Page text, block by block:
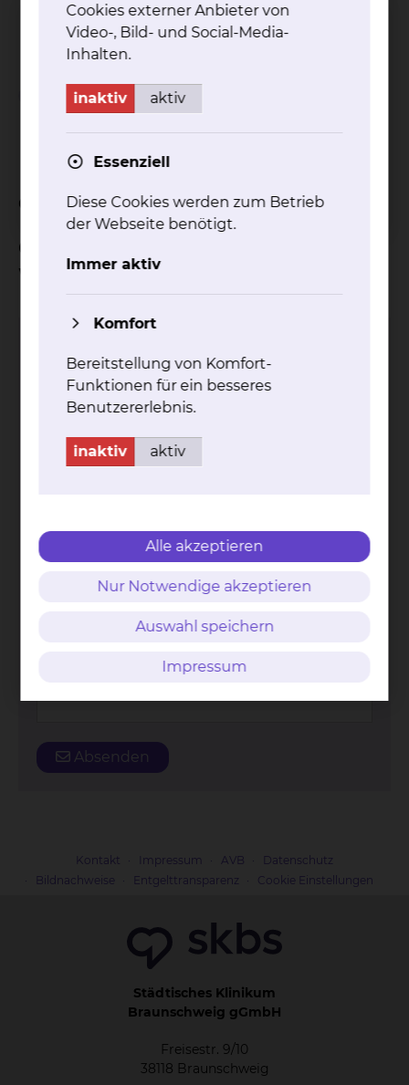
Inanspruchnahme von
Wahlleistungen
Abschlagszahlungen bei
Inanspruchnahme von
Celler Straße: Buchungsformular
Celler Straße: Buchung der
Wahlleistung "Medienpaket"
Kenntnis genommen habe und beantrage
hiermit das Medienpaket "Sky & Telefon".
Angaben zum Patienten
PLZ und Wohnort des Patienten *
Straße und Hausnummer *
Absenden
Kontakt Impressum AVB
Datenschutz
Bildnachweise
Entgelttransparenz Cookie Einstellungen
Städtisches Klinikum
Braunschweig gGmbH
Freisestr. 9/10
38118 Braunschweig
Cookies externer Anbieter von
Video-, Bild- und Social-Media-
Inhalten.
inaktiv aktiv
Essenziell
Diese Cookies werden zum Betrieb
der Webseite benötigt.
Immer aktiv
Komfort
Bereitstellung von Komfort-
Funktionen für ein besseres
Benutzererlebnis.
inaktiv aktiv
Alle akzeptieren
Nur Notwendige akzeptieren
Auswahl speichern
Impressum